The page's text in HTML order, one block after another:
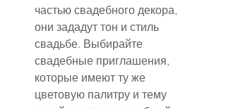
частью свадебного декора,
они зададут тон и стиль
свадьбе. Выбирайте
свадебные приглашения,
которые имеют ту же
цветовую палитру и тему